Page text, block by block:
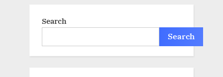
Search
Search